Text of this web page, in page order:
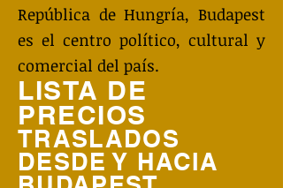
República de Hungría, Budapest
es el centro político, cultural y
comercial del país.
LISTA DE
PRECIOS
TRASLADOS
DESDE Y HACIA